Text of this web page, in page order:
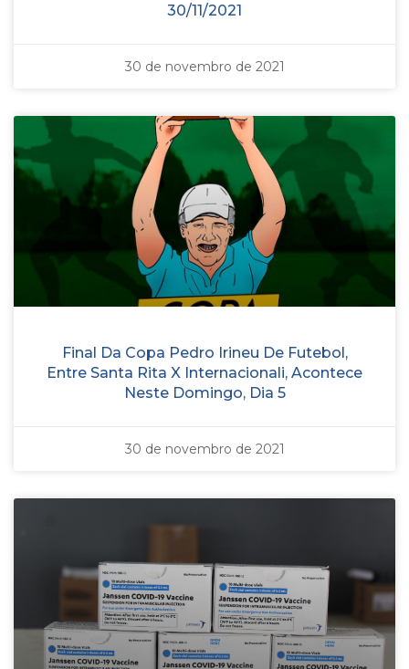
30/11/2021
30 de novembro de 2021
Final Da Copa Pedro Irineu De Futebol,
Entre Santa Rita X Internacionali, Acontece
Neste Domingo, Dia 5
30 de novembro de 2021